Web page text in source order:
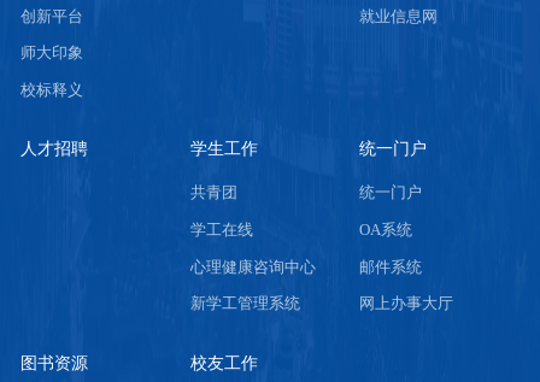
创新平台
师大印象
校标释义
就业信息网
人才招聘 学生工作
共青团
学工在线
心理健康咨询中心
新学工管理系统
统一门户
统一门户
OA系统
邮件系统
网上办事大厅
图书资源 校友工作